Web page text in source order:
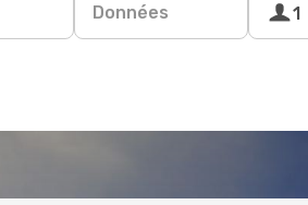
Données 1